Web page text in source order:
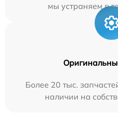
мы устраняем в
Более 20 тыс.
наличии на